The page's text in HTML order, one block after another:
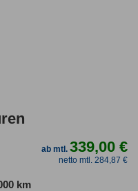
ab mtl.339,00 €
netto mtl. 284,87 €
km